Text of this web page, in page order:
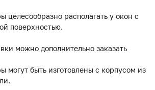
целесообразно располагать у окон с
поверхностью.
можно дополнительно заказать
могут быть изготовлены с корпусом из